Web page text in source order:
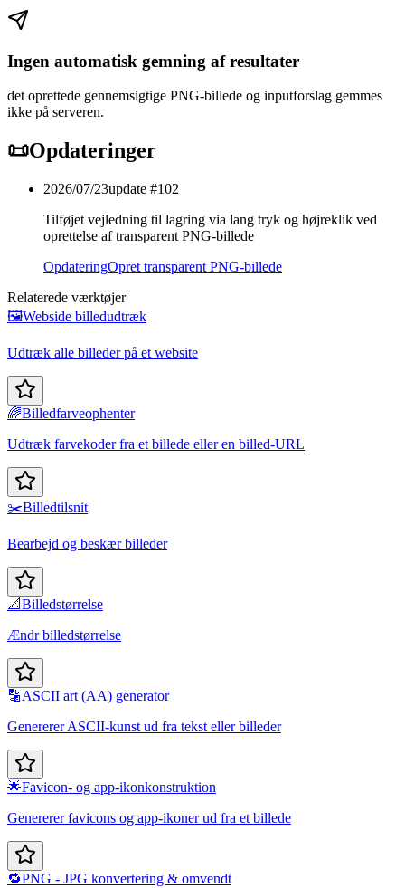
Ingen automatisk gemning af resultater
det oprettede gennemsigtige PNG-billede og inputforslag gemmes
ikke på serveren.
📜Opdateringer
2026/07/23update #102
Tilføjet vejledning til lagring via lang tryk og højreklik ved
oprettelse af transparent PNG-billede
OpdateringOpret transparent PNG-billede
Relaterede værktøjer
🖼️Webside billedudtræk
Udtræk alle billeder på et website
🌈Billedfarveophenter
Udtræk farvekoder fra et billede eller en billed-URL
✂️Billedtilsnit
Bearbejd og beskær billeder
📐Billedstørrelse
Ændr billedstørrelse
🔡ASCII art (AA) generator
Genererer ASCII-kunst ud fra tekst eller billeder
🌟Favicon- og app-ikonkonstruktion
Genererer favicons og app-ikoner ud fra et billede
🔁PNG - JPG konvertering & omvendt